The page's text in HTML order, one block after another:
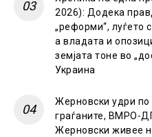
2026): Додека
„реформи“, луѓето
а владата и
земјата тоне во
Украина
Жерновски удри по
граѓаните, ВМРО-
Жерновски живее